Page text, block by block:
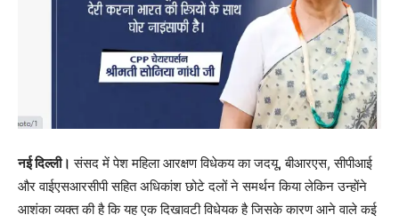
नई दिल्ली। संसद में पेश महिला आरक्षण विधेकय का जदयू, बीआरएस, सीपीआई
और वाईएसआरसीपी सहित अधिकांश छोटे दलों ने समर्थन किया लेकिन उन्होंने
आशंका व्यक्त की है कि यह एक दिखावटी विधेयक है जिसके कारण आने वाले कई